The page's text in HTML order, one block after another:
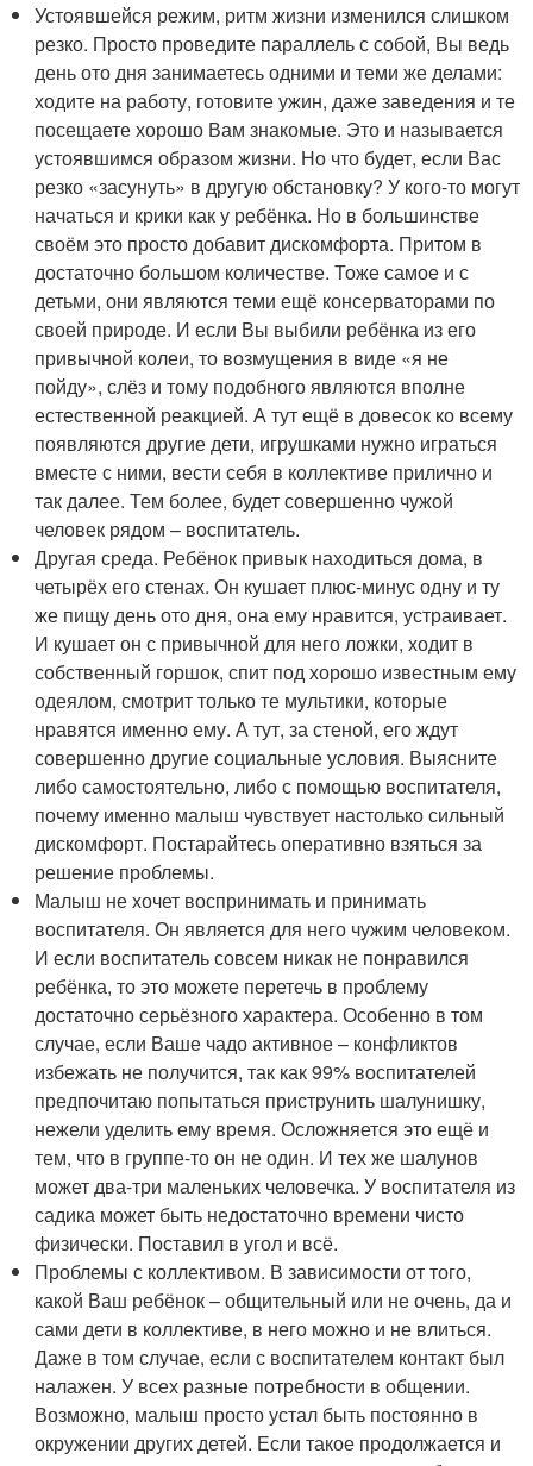
Устоявшейся режим, ритм жизни изменился слишком
резко. Просто проведите параллель с собой, Вы ведь
день ото дня занимаетесь одними и теми же делами:
ходите на работу, готовите ужин, даже заведения и те
посещаете хорошо Вам знакомые. Это и называется
устоявшимся образом жизни. Но что будет, если Вас
резко «засунуть» в другую обстановку? У кого-то могут
начаться и крики как у ребёнка. Но в большинстве
своём это просто добавит дискомфорта. Притом в
достаточно большом количестве. Тоже самое и с
детьми, они являются теми ещё консерваторами по
своей природе. И если Вы выбили ребёнка из его
привычной колеи, то возмущения в виде «я не
пойду», слёз и тому подобного являются вполне
естественной реакцией. А тут ещё в довесок ко всему
появляются другие дети, игрушками нужно играться
вместе с ними, вести себя в коллективе прилично и
так далее. Тем более, будет совершенно чужой
человек рядом – воспитатель.
Другая среда. Ребёнок привык находиться дома, в
четырёх его стенах. Он кушает плюс-минус одну и ту
же пищу день ото дня, она ему нравится, устраивает.
И кушает он с привычной для него ложки, ходит в
собственный горшок, спит под хорошо известным ему
одеялом, смотрит только те мультики, которые
нравятся именно ему. А тут, за стеной, его ждут
совершенно другие социальные условия. Выясните
либо самостоятельно, либо с помощью воспитателя,
почему именно малыш чувствует настолько сильный
дискомфорт. Постарайтесь оперативно взяться за
решение проблемы.
Малыш не хочет воспринимать и принимать
воспитателя. Он является для него чужим человеком.
И если воспитатель совсем никак не понравился
ребёнка, то это можете перетечь в проблему
достаточно серьёзного характера. Особенно в том
случае, если Ваше чадо активное – конфликтов
избежать не получится, так как 99% воспитателей
предпочитаю попытаться приструнить шалунишку,
нежели уделить ему время. Осложняется это ещё и
тем, что в группе-то он не один. И тех же шалунов
может два-три маленьких человечка. У воспитателя из
садика может быть недостаточно времени чисто
физически. Поставил в угол и всё.
Проблемы с коллективом. В зависимости от того,
какой Ваш ребёнок – общительный или не очень, да и
сами дети в коллективе, в него можно и не влиться.
Даже в том случае, если с воспитателем контакт был
налажен. У всех разные потребности в общении.
Возможно, малыш просто устал быть постоянно в
окружении других детей. Если такое продолжается и